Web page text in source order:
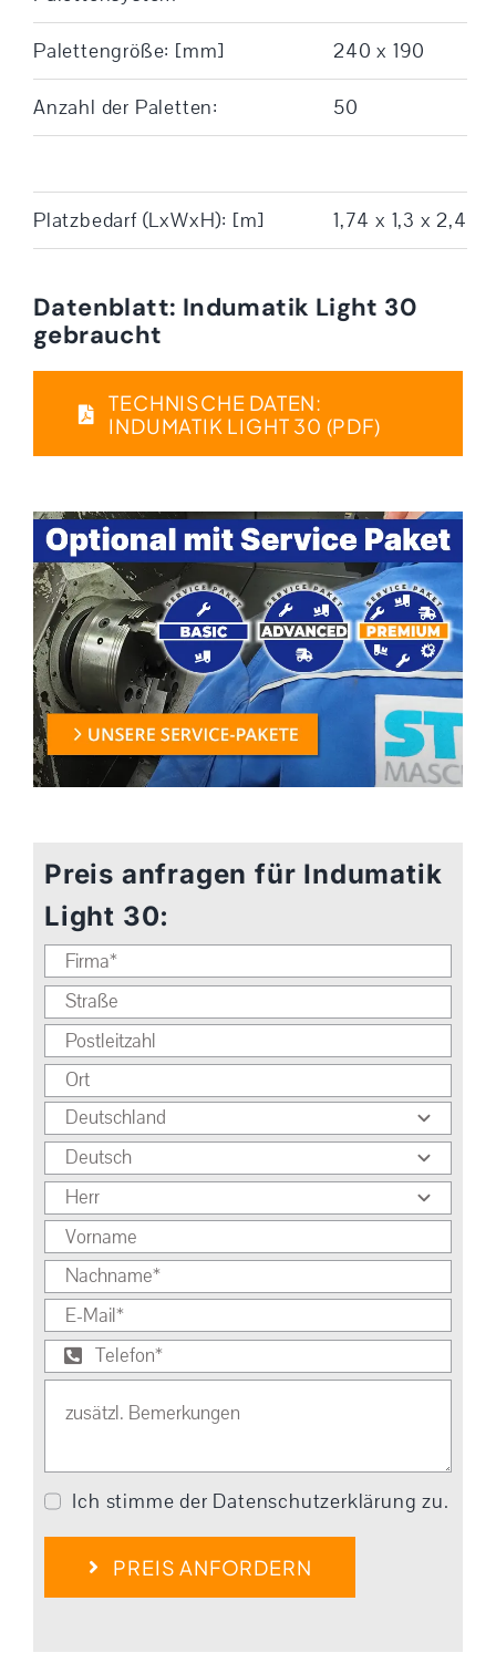
Palettengröße: [mm] 240 x 190
Anzahl der Paletten: 50
Platzbedarf (LxWxH): [m] 1,74 x 1,3 x 2,4
Datenblatt: Indumatik Light 30
gebraucht
TECHNISCHE DATEN:
INDUMATIK LIGHT 30 (PDF)
Preis anfragen für Indumatik
Light 30:
Ich stimme der Datenschutzerklärung zu.
PREIS ANFORDERN